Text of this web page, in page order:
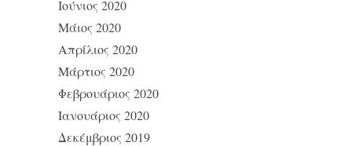
Ιούνιος 2020
Μάιος 2020
Απρίλιος 2020
Μάρτιος 2020
Φεβρουάριος 2020
Ιανουάριος 2020
Δεκέμβριος 2019